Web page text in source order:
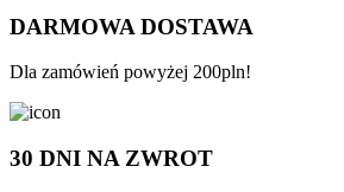
DARMOWA DOSTAWA
Dla zamówień powyżej 200pln!
30 DNI NA ZWROT